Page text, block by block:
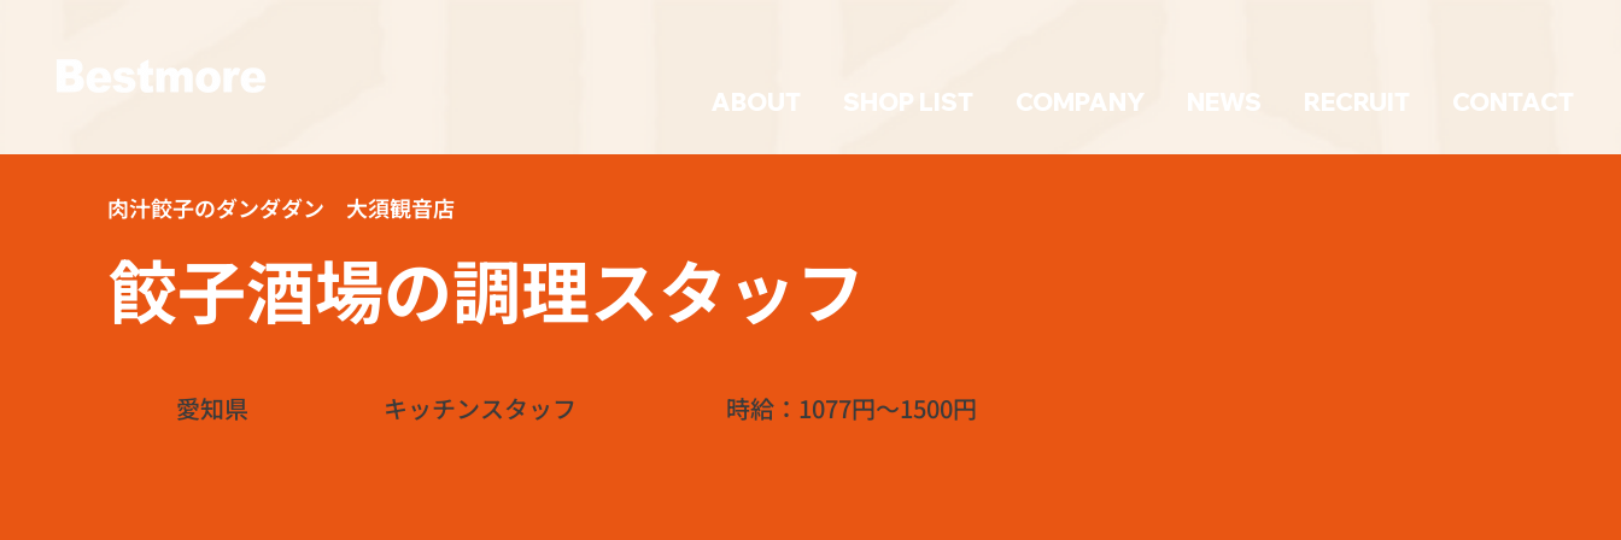
ABOUT SHOP LIST COMPANY NEWS RECRUIT CONTACT
肉汁餃子のダンダダン 大須観音店
餃子酒場の調理スタッフ
愛知県 キッチンスタッフ 時給：1077円～1500円